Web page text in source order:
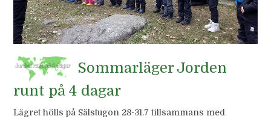
Sommarläger Jorden
runt på 4 dagar
Lägret hölls på Sälstugon 28-31.7 tillsammans med